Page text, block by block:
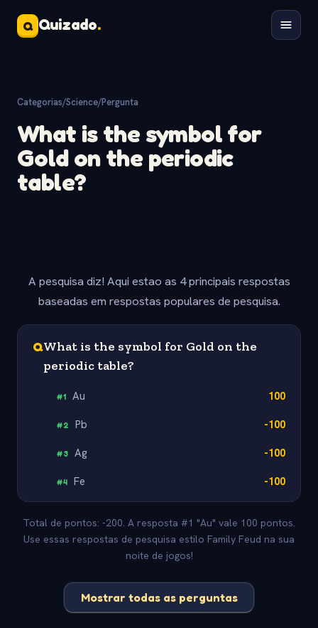
Q Quizado.
Categorias/Science/Pergunta
What is the symbol for
Gold on the periodic
table?
A pesquisa diz! Aqui estao as 4 principais respostas
baseadas em respostas populares de pesquisa.
QWhat is the symbol for Gold on the
periodic table?
#1 Au 100
#2 Pb -100
#3 Ag -100
#4 Fe -100
Total de pontos: -200. A resposta #1 "Au" vale 100 pontos.
Use essas respostas de pesquisa estilo Family Feud na sua
noite de jogos!
Mostrar todas as perguntas